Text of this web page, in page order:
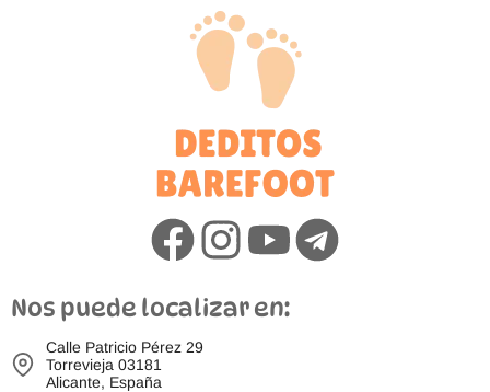
Nos puede localizar en:
Calle Patricio Pérez 29
Torrevieja 03181
Alicante, España